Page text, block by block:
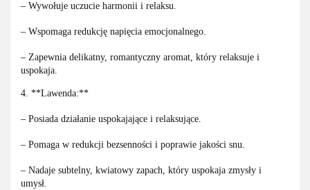
– Wywołuje uczucie harmonii i relaksu.
– Wspomaga redukcję napięcia emocjonalnego.
– Zapewnia delikatny, romantyczny aromat, który relaksuje i
uspokaja.
4. **Lawenda:**
– Posiada działanie uspokajające i relaksujące.
– Pomaga w redukcji bezsenności i poprawie jakości snu.
– Nadaje subtelny, kwiatowy zapach, który uspokaja zmysły i
umysł.